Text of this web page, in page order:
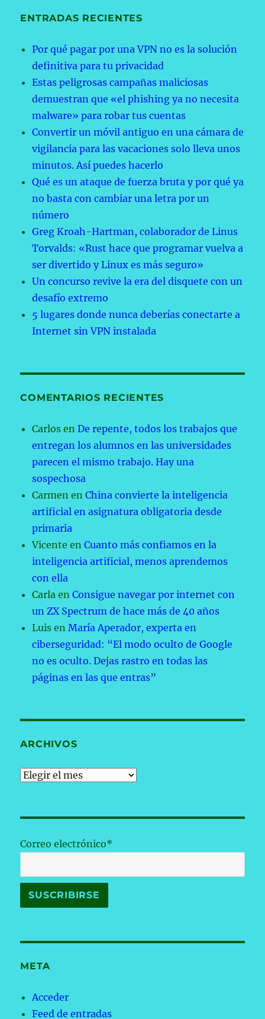
ENTRADAS RECIENTES
Por qué pagar por una VPN no es la solución
definitiva para tu privacidad
Estas peligrosas campañas maliciosas
demuestran que «el phishing ya no necesita
malware» para robar tus cuentas
Convertir un móvil antiguo en una cámara de
vigilancia para las vacaciones solo lleva unos
minutos. Así puedes hacerlo
Qué es un ataque de fuerza bruta y por qué ya
no basta con cambiar una letra por un
número
Greg Kroah-Hartman, colaborador de Linus
Torvalds: «Rust hace que programar vuelva a
ser divertido y Linux es más seguro»
Un concurso revive la era del disquete con un
desafío extremo
5 lugares donde nunca deberías conectarte a
Internet sin VPN instalada
COMENTARIOS RECIENTES
Carlos enDe repente, todos los trabajos que
entregan los alumnos en las universidades
parecen el mismo trabajo. Hay una
sospechosa
Carmen enChina convierte la inteligencia
artificial en asignatura obligatoria desde
primaria
Vicente enCuanto más confiamos en la
inteligencia artificial, menos aprendemos
con ella
Carla enConsigue navegar por internet con
un ZX Spectrum de hace más de 40 años
Luis enMaría Aperador, experta en
ciberseguridad: “El modo oculto de Google
no es oculto. Dejas rastro en todas las
páginas en las que entras”
ARCHIVOS
Archivos
Correo electrónico*
META
Acceder
Feed de entradas